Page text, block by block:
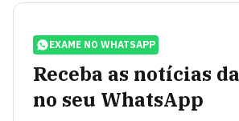
EXAME NO WHATSAPP
Receba as notícias
no seu WhatsApp